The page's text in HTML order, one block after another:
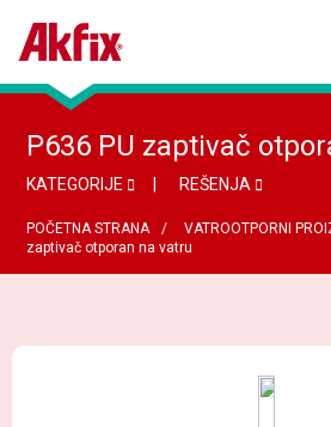
P636 PU zaptivač
KATEGORIJE REŠENJA
POČETNA STRANA VATROOTPORNI
zaptivač otporan na vatru